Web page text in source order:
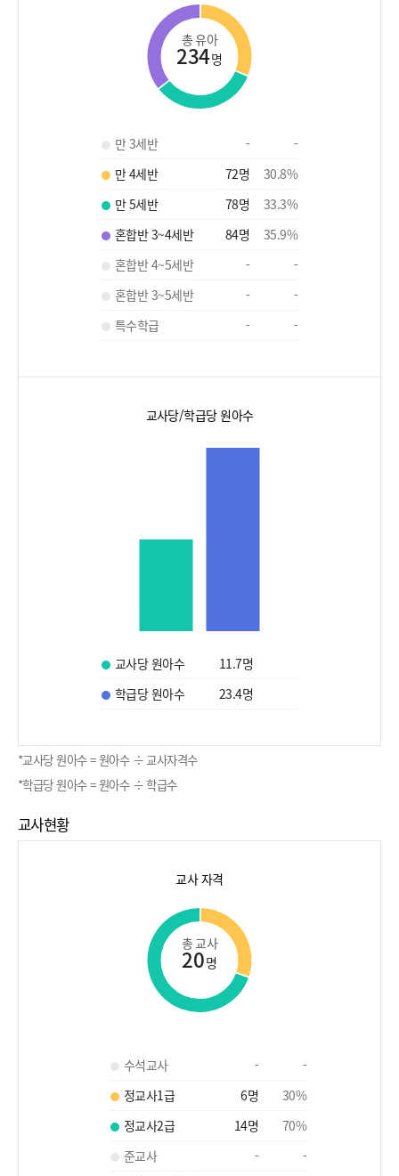
총 유아
234명
만 3세반 -
-
만 4세반
72명 30.8%
만 5세반
78명 33.3%
혼합반 3~4세반
84명 35.9%
혼합반 4~5세반
-
-
혼합반 3~5세반
-
-
특수학급
- -
교사당/학급당 원아수
교사당 원아수 11.7명
학급당 원아수
23.4명
*교사당 원아수 = 원아수 ÷ 교사자격수
*학급당 원아수 = 원아수 ÷ 학급수
교사현황
교사 자격
총 교사
20명
수석교사 -
-
정교사1급
6명 30%
정교사2급
14명 70%
준교사
-
-